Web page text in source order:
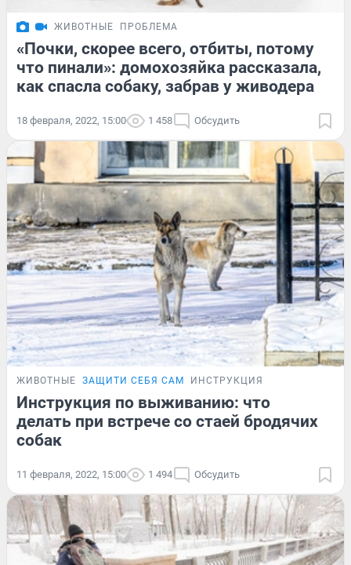
ЖИВОТНЫЕ ПРОБЛЕМА
«Почки, скорее всего, отбиты, потому
что пинали»: домохозяйка рассказала,
как спасла собаку, забрав у живодера
18 февраля, 2022, 15:00 1 458 Обсудить
ЖИВОТНЫЕ ЗАЩИТИ СЕБЯ САМ ИНСТРУКЦИЯ
Инструкция по выживанию: что
делать при встрече со стаей бродячих
собак
11 февраля, 2022, 15:00 1 494 Обсудить